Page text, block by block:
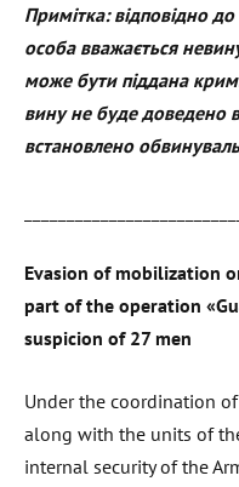
Примітка: відповідно
особа вважається
може бути піддана
вину не буде доведено
встановлено
Evasion of mobilization
part of the operation
suspicion of 27 men
Under the coordination of
along with the units of
internal security of the